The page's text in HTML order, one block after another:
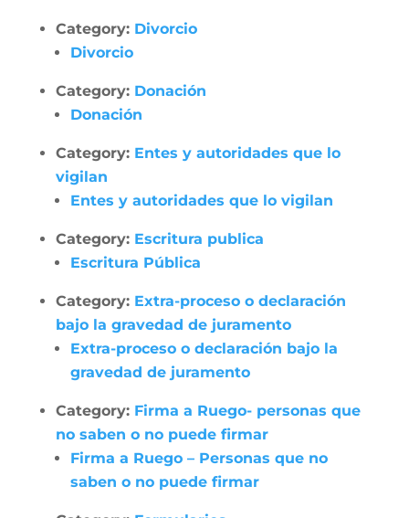
Category: Divorcio
Divorcio
Category: Donación
Donación
Category: Entes y autoridades que lo
vigilan
Entes y autoridades que lo vigilan
Category: Escritura publica
Escritura Pública
Category: Extra-proceso o declaración
bajo la gravedad de juramento
Extra-proceso o declaración bajo la
gravedad de juramento
Category: Firma a Ruego- personas que
no saben o no puede firmar
Firma a Ruego – Personas que no
saben o no puede firmar